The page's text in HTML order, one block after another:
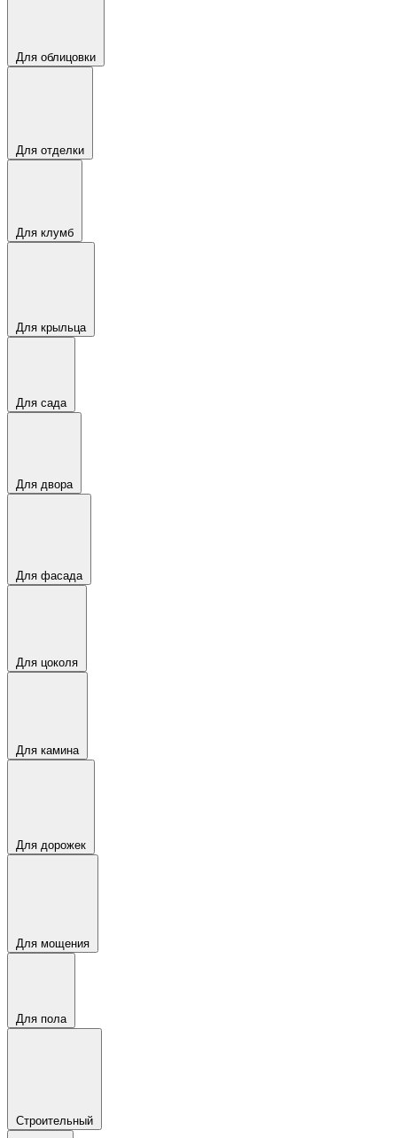
Для облицовки
Для отделки
Для клумб
Для крыльца
Для сада
Для двора
Для фасада
Для цоколя
Для камина
Для дорожек
Для мощения
Для пола
Строительный